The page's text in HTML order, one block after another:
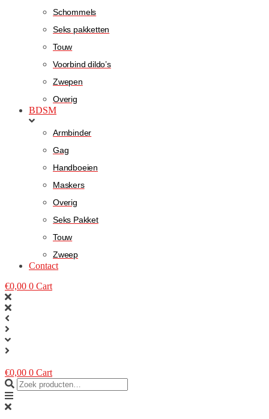
Schommels
Seks pakketten
Touw
Voorbind dildo’s
Zwepen
Overig
BDSM
Armbinder
Gag
Handboeien
Maskers
Overig
Seks Pakket
Touw
Zweep
Contact
€0,00 0 Cart
€0,00 0 Cart